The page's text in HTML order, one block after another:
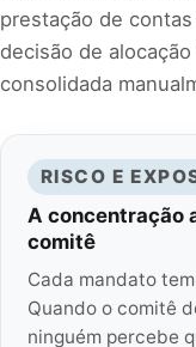
prestação de
decisão de
consolidada
RISCO E
A concentração
comitê
Cada mandato
Quando o comitê
ninguém percebe